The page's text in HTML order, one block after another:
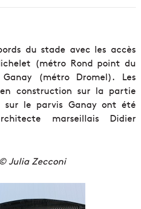
du stade avec les accès
(métro Rond point du
(métro Dromel). Les
construction sur la partie
le parvis Ganay ont été
marseillais Didier
Julia Zecconi